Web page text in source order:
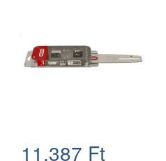
11.387 Ft